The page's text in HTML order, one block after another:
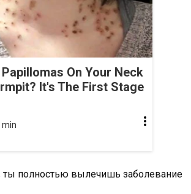
On Your Neck
It's The First Stage
ты полностью вылечишь заболевание